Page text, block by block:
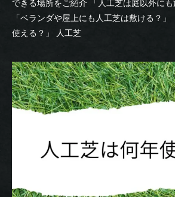
できる場所をご紹介 「人工芝は庭以外にも
「ベランダや屋上にも人工芝は敷ける？」
使える？」 人工芝